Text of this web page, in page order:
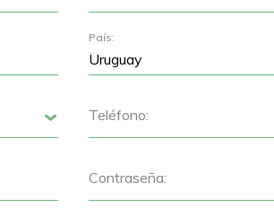
País:
Teléfono:
Contraseña: